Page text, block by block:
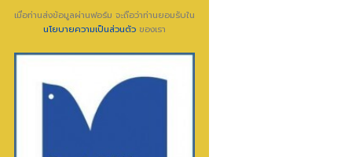
เมื่อท่านส่งข้อมูลผ่านฟอร์ม จะถือว่าท่านยอมรับใน
นโยบายความเป็นส่วนตัว ของเรา